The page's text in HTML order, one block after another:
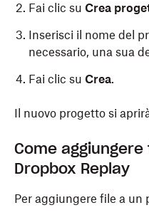
Fai clic su Crea
Inserisci il nome del
necessario, una sua
Fai clic su Crea.
Il nuovo progetto si
Come
Dropbox Replay
Per aggiungere file a un